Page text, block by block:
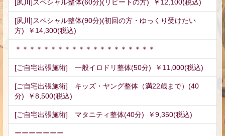
[夙川]スペシャル整体(60分)(リピートの方) ￥12,100(税込)
[夙川]スペシャル整体(90分)(初回の方・ゆっくり受けたい
方) ￥14,300(税込)
＊＊＊＊＊＊＊＊＊＊＊＊＊＊＊＊＊＊＊＊
[ご自宅出張施術] 一般イロドリ整体(50分) ￥11,000(税込)
[ご自宅出張施術] キッズ・ヤング整体（満22歳まで）(40
分) ￥8,500(税込)
[ご自宅出張施術] マタニティ整体(40分) ￥9,350(税込)
ーーーーーーー